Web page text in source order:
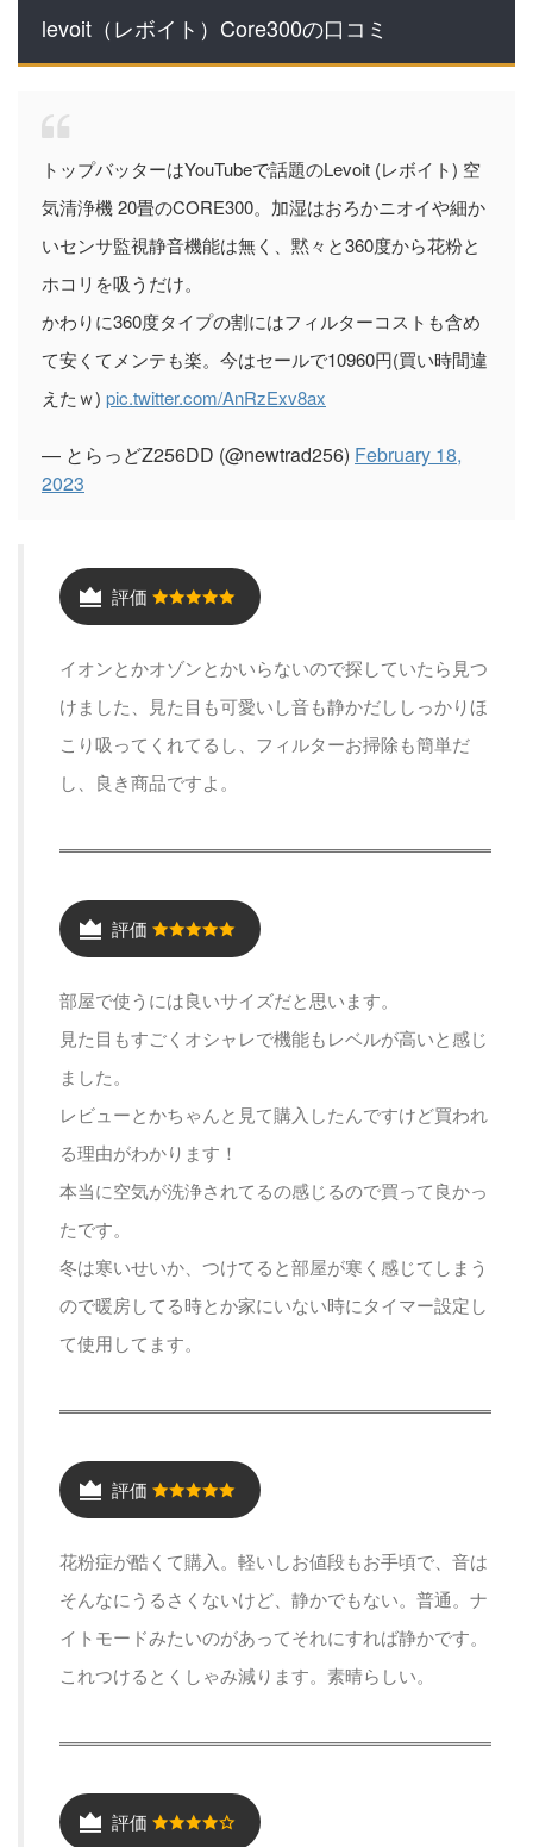
levoit（レボイト）Core300の口コミ
トップバッターはYouTubeで話題のLevoit (レボイト) 空
気清浄機 20畳のCORE300。加湿はおろかニオイや細か
いセンサ監視静音機能は無く、黙々と360度から花粉と
ホコリを吸うだけ。
かわりに360度タイプの割にはフィルターコストも含め
て安くてメンテも楽。今はセールで10960円(買い時間違
えたｗ) pic.twitter.com/AnRzExv8ax
— とらっどZ256DD (@newtrad256) February 18,
2023
評価
イオンとかオゾンとかいらないので探していたら見つ
けました、見た目も可愛いし音も静かだししっかりほ
こり吸ってくれてるし、フィルターお掃除も簡単だ
し、良き商品ですよ。
評価
部屋で使うには良いサイズだと思います。
見た目もすごくオシャレで機能もレベルが高いと感じ
ました。
レビューとかちゃんと見て購入したんですけど買われ
る理由がわかります！
本当に空気が洗浄されてるの感じるので買って良かっ
たです。
冬は寒いせいか、つけてると部屋が寒く感じてしまう
ので暖房してる時とか家にいない時にタイマー設定し
て使用してます。
評価
花粉症が酷くて購入。軽いしお値段もお手頃で、音は
そんなにうるさくないけど、静かでもない。普通。ナ
イトモードみたいのがあってそれにすれば静かです。
これつけるとくしゃみ減ります。素晴らしい。
評価